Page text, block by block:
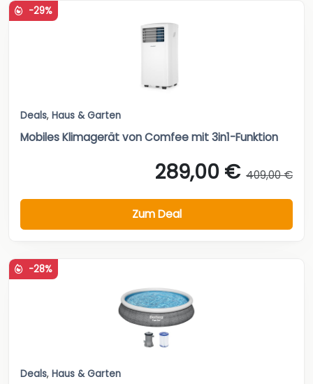
-29%
Deals, Haus & Garten
Mobiles Klimagerät von Comfee mit 3in1-Funktion
289,00 € 409,00 €
Zum Deal
-28%
Deals, Haus & Garten